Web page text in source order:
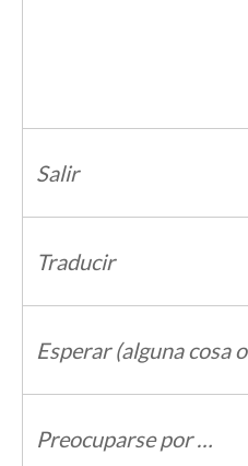
Salir
Traducir
Esperar (alguna cosa
Preocuparse por …